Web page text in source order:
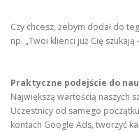
Czy chcesz, żebym dodał do
np. „Twoi klienci już Cię szukają
Praktyczne podejście do
Największą wartością naszych
Uczestnicy od samego
kontach Google Ads, tworzyć